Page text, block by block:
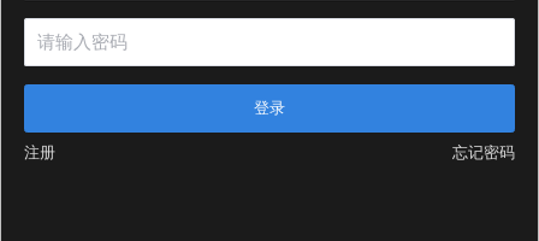
登录
注册 忘记密码